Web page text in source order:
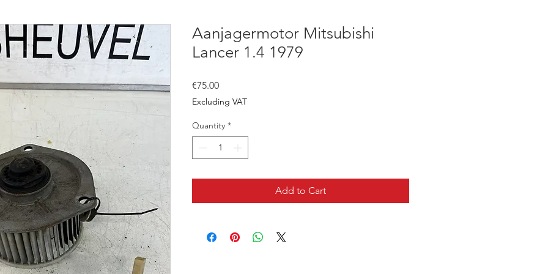
Aanjagermotor Mitsubishi
Lancer 1.4 1979
€75.00Price
Excluding VAT
Quantity *
Add to Cart